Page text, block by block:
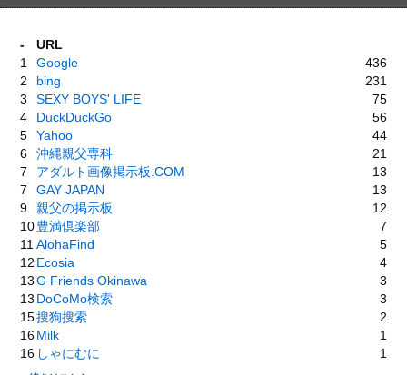
-
URL
1
Google
436
2
bing
231
3
SEXY BOYS' LIFE
75
4
DuckDuckGo
56
5
Yahoo
44
6
沖縄親父専科
21
7
アダルト画像掲示板.COM
13
7
GAY JAPAN
13
9
親父の掲示板
12
10豊満倶楽部
7
11 AlohaFind
5
12 Ecosia
4
13G Friends Okinawa
3
13 DoCoMo検索
3
15搜狗搜索
2
16Milk
1
16 しゃにむに 1